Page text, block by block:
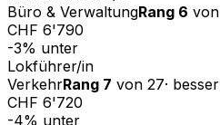
Büro & VerwaltungRang 6 von
CHF 6'790
-3% unter
Lokführer/in
VerkehrRang 7 von 27·
CHF 6'720
-4% unter